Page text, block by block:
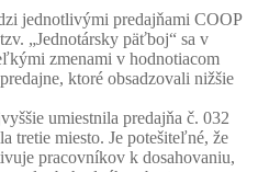
jednotlivými predajňami COOP
„Jednotársky päťboj“ sa v
zmenami v hodnotiacom
ktoré obsadzovali nižšie
umiestnila predajňa č. 032
tretie miesto. Je potešiteľné, že
pracovníkov k dosahovaniu,